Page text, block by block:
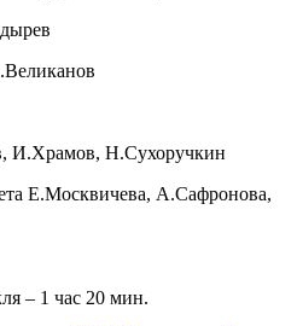
И.Храмов, Н.Сухоручкин
Е.Москвичева, А.Сафронова,
– 1 час 20 мин.